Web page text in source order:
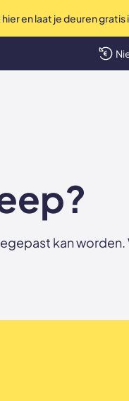
en laat je deuren
kan worden.